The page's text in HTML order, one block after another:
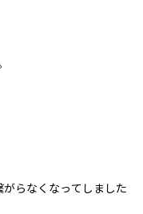
らなくなってしました